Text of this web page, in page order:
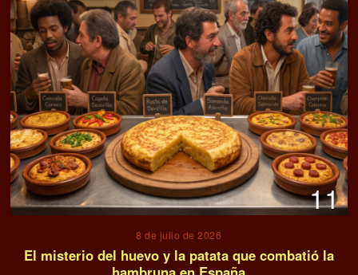
11
8 de julio de 2026
El misterio del huevo y la patata que combatió la